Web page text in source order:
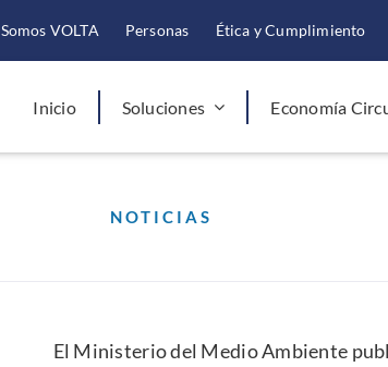
Somos VOLTA Personas Ética y Cumplimiento
Inicio Soluciones Economía
NOTICIAS
El Ministerio del Medio Ambiente